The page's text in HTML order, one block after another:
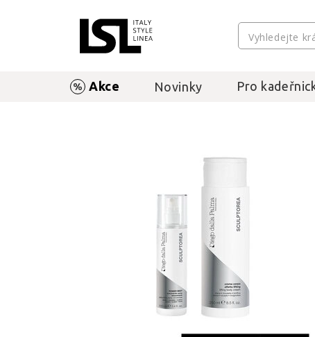
Akce Novinky Pro